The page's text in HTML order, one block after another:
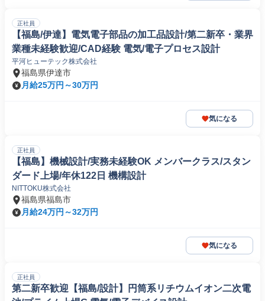
正社員
【福島/伊達】電気電子部品の加工品設計/第二新卒・業界
業種未経験歓迎/CAD経験 電気/電子プロセス設計
平河ヒューテック株式会社
福島県伊達市
月給25万円～30万円
気になる
正社員
【福島】機械設計/実務未経験OK メンバークラス/スタン
ダード上場/年休122日 機構設計
NITTOKU株式会社
福島県福島市
月給24万円～32万円
気になる
正社員
第二新卒歓迎【福島/設計】円筒系リチウムイオン二次電